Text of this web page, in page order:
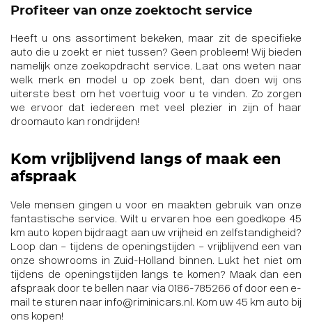
Profiteer van onze zoektocht service
Heeft u ons assortiment bekeken, maar zit de specifieke
auto die u zoekt er niet tussen? Geen probleem! Wij bieden
namelijk onze zoekopdracht service. Laat ons weten naar
welk merk en model u op zoek bent, dan doen wij ons
uiterste best om het voertuig voor u te vinden. Zo zorgen
we ervoor dat iedereen met veel plezier in zijn of haar
droomauto kan rondrijden!
Kom vrijblijvend langs of maak een
afspraak
Vele mensen gingen u voor en maakten gebruik van onze
fantastische service. Wilt u ervaren hoe een goedkope 45
km auto kopen bijdraagt aan uw vrijheid en zelfstandigheid?
Loop dan – tijdens de openingstijden – vrijblijvend een van
onze showrooms in Zuid-Holland binnen. Lukt het niet om
tijdens de openingstijden langs te komen? Maak dan een
afspraak door te bellen naar via 0186-785266 of door een e-
mail te sturen naar info@riminicars.nl . Kom uw 45 km auto bij
ons kopen!